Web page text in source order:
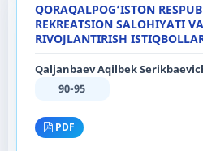
QORAQALPOG‘ISTON
REKREATSION SALOHIYATI
RIVOJLANTIRISH
Qaljanbaev Aqilbek
90-95
PDF